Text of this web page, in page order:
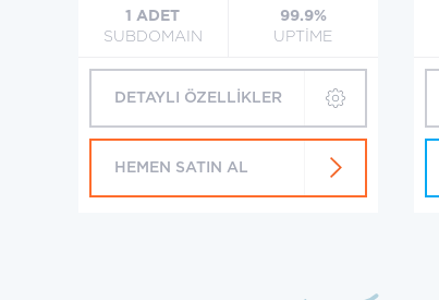
1 ADET
SUBDOMAIN
99.9%
UPTİME
DETAYLI ÖZELLİKLER
HEMEN SATIN AL